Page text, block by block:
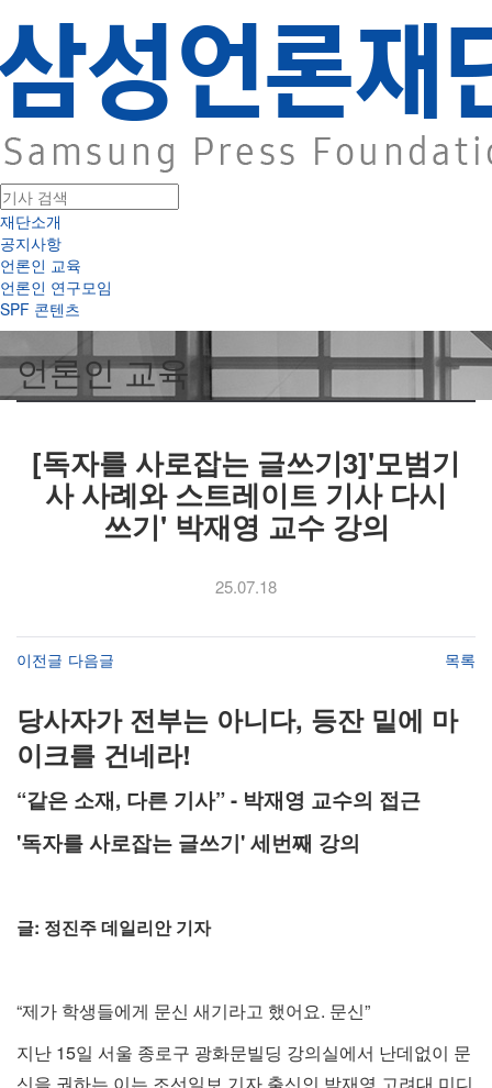
재단소개
공지사항
언론인 교육
언론인 연구모임
SPF 콘텐츠
언론인 교육
[독자를 사로잡는 글쓰기3]'모범기
사 사례와 스트레이트 기사 다시
쓰기' 박재영 교수 강의
25.07.18
이전글 다음글 목록
당사자가 전부는 아니다, 등잔 밑에 마
이크를 건네라!
“같은 소재, 다른 기사” - 박재영 교수의 접근
'독자를 사로잡는 글쓰기' 세번째 강의
글: 정진주 데일리안 기자
“제가 학생들에게 문신 새기라고 했어요. 문신”
지난 15일 서울 종로구 광화문빌딩 강의실에서 난데없이 문